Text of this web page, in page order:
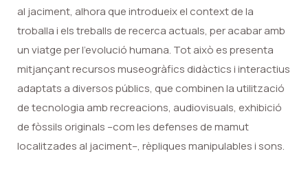
al jaciment, alhora que introdueix el context de la
troballa i els treballs de recerca actuals, per acabar amb
un viatge per l’evolució humana. Tot això es presenta
mitjançant recursos museogràfics didàctics i interactius
adaptats a diversos públics, que combinen la utilització
de tecnologia amb recreacions, audiovisuals, exhibició
de fòssils originals –com les defenses de mamut
localitzades al jaciment–, rèpliques manipulables i sons.